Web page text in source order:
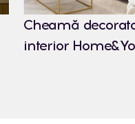
Cheamă
interior